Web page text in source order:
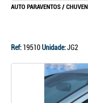
AUTO PARAVENTOS /
Ref: 19510Unidade:JG2